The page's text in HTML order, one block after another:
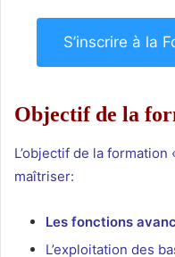
S’inscrire à la
Objectif de la
L’objectif de la formation
maîtriser:
Les fonctions
L’exploitation des